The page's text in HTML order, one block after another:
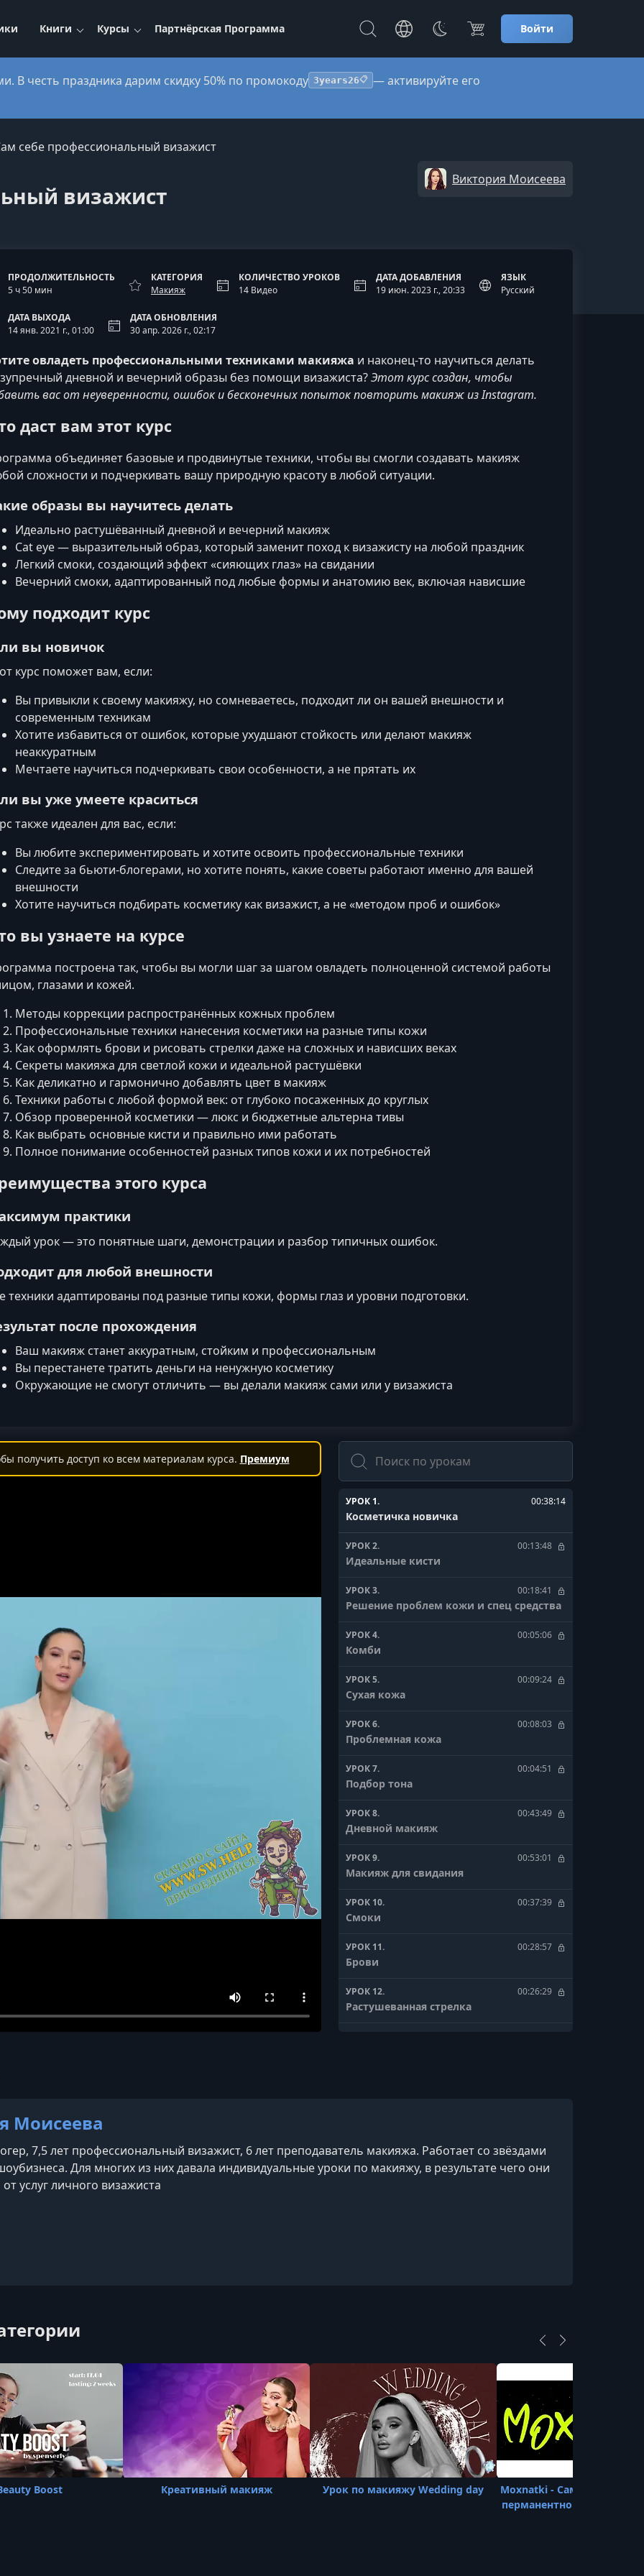
Книги Курсы Партнёрская Программа Войти
В честь праздника дарим скидку 50% по промокоду 3years26📋 — активируйте его
себе профессиональный визажист
визажист
Виктория Моисеева
ПРОДОЛЖИТЕЛЬНОСТЬ
5 ч 50 мин
КАТЕГОРИЯ
Макияж
КОЛИЧЕСТВО УРОКОВ
14 Видео
ДАТА ДОБАВЛЕНИЯ
19 июн. 2023 г., 20:33
ЯЗЫК
Русский
ДАТА ВЫХОДА
14 янв. 2021 г., 01:00
ДАТА ОБНОВЛЕНИЯ
30 апр. 2026 г., 02:17
овладеть профессиональными техниками макияжа и наконец-то научиться делать
дневной и вечерний образы без помощи визажиста?Этот курс создан, чтобы
вас от неуверенности, ошибок и бесконечных попыток повторить макияж из Instagram.
даст вам этот курс
объединяет базовые и продвинутые техники, чтобы вы смогли создавать макияж
сложности и подчеркивать вашу природную красоту в любой ситуации.
образы вы научитесь делать
Идеально растушёванный дневной и вечерний макияж
Cat eye — выразительный образ, который заменит поход к визажисту на любой праздник
Легкий смоки, создающий эффект «сияющих глаз» на свидании
Вечерний смоки, адаптированный под любые формы и анатомию век, включая нависшие
подходит курс
вы новичок
курс поможет вам, если:
Вы привыкли к своему макияжу, но сомневаетесь, подходит ли он вашей внешности и
современным техникам
Хотите избавиться от ошибок, которые ухудшают стойкость или делают макияж
неаккуратным
Мечтаете научиться подчеркивать свои особенности, а не прятать их
вы уже умеете краситься
также идеален для вас, если:
Вы любите экспериментировать и хотите освоить профессиональные техники
Следите за бьюти-блогерами, но хотите понять, какие советы работают именно для вашей
внешности
Хотите научиться подбирать косметику как визажист, а не «методом проб и ошибок»
вы узнаете на курсе
построена так, чтобы вы могли шаг за шагом овладеть полноценной системой работы
глазами и кожей.
Методы коррекции распространённых кожных проблем
Профессиональные техники нанесения косметики на разные типы кожи
Как оформлять брови и рисовать стрелки даже на сложных и нависших веках
Секреты макияжа для светлой кожи и идеальной растушёвки
Как деликатно и гармонично добавлять цвет в макияж
Техники работы с любой формой век: от глубоко посаженных до круглых
Обзор проверенной косметики — люкс и бюджетные альтерна тивы
Как выбрать основные кисти и правильно ими работать
Полное понимание особенностей разных типов кожи и их потребностей
этого курса
практики
урок — это понятные шаги, демонстрации и разбор типичных ошибок.
для любой внешности
техники адаптированы под разные типы кожи, формы глаз и уровни подготовки.
после прохождения
Ваш макияж станет аккуратным, стойким и профессиональным
Вы перестанете тратить деньги на ненужную косметику
Окружающие не смогут отличить — вы делали макияж сами или у визажиста
получить доступ ко всем материалам курса. Премиум
Поиск
УРОК 1. 00:38:14
Косметичка новичка
УРОК 2. 00:13:48
Идеальные кисти
УРОК 3. 00:18:41
Решение проблем кожи и спец средства
УРОК 4. 00:05:06
Комби
УРОК 5. 00:09:24
Сухая кожа
УРОК 6. 00:08:03
Проблемная кожа
УРОК 7. 00:04:51
Подбор тона
УРОК 8. 00:43:49
Дневной макияж
УРОК 9. 00:53:01
Макияж для свидания
УРОК 10. 00:37:39
Смоки
УРОК 11. 00:28:57
Брови
УРОК 12. 00:26:29
Растушеванная стрелка
Моисеева
7,5 лет профессиональный визажист, 6 лет преподаватель макияжа. Работает со звёздами
Для многих из них давала индивидуальные уроки по макияжу, в результате чего они
услуг личного визажиста
Boost Креативный макияж Урок по макияжу Wedding day
Moxnatki - Самый полный
перманентному макияжу